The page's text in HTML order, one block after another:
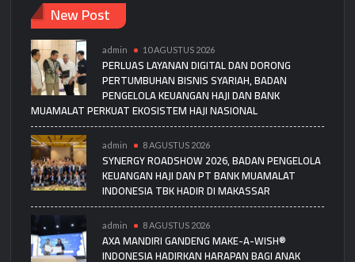
New Post
admin 10 AGUSTUS 2026
PERLUAS LAYANAN DIGITAL DAN DORONG
PERTUMBUHAN BISNIS SYARIAH, BADAN
PENGELOLA KEUANGAN HAJI DAN BANK
MUAMALAT PERKUAT EKOSISTEM HAJI NASIONAL
admin 8 AGUSTUS 2026
SYNERGY ROADSHOW 2026, BADAN PENGELOLA
KEUANGAN HAJI DAN PT BANK MUAMALAT
INDONESIA TBK HADIR DI MAKASSAR
admin 8 AGUSTUS 2026
AXA MANDIRI GANDENG MAKE-A-WISH®
INDONESIA HADIRKAN HARAPAN BAGI ANAK